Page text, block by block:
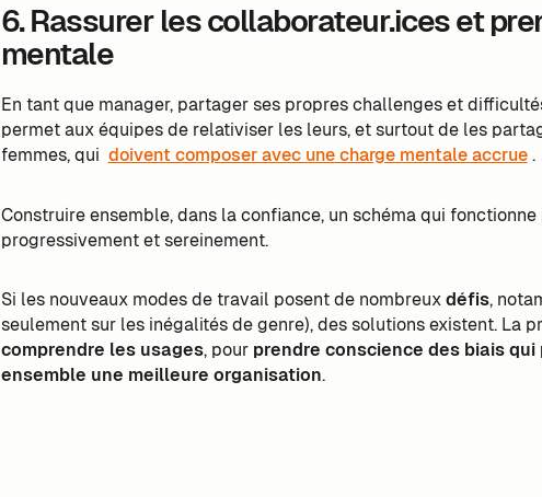
6. Rassurer les collaborateur.ices et
mentale
En tant que manager, partager ses propres challenges et
permet aux équipes de relativiser les leurs, et surtout de les
femmes, qui doivent composer avec une charge mentale accrue .
Construire ensemble, dans la confiance, un schéma qui
progressivement et sereinement.
Si les nouveaux modes de travail posent de nombreuxdéfis,
seulement sur les inégalités de genre), des solutions existent. La
comprendre les usages, pour prendre conscience des biais
ensemble une meilleure organisation.